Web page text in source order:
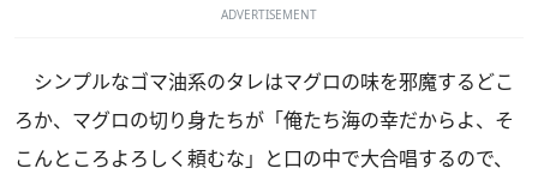
ADVERTISEMENT
シンプルなゴマ油系のタレはマグロの味を邪魔するどこ
ろか、マグロの切り身たちが「俺たち海の幸だからよ、そ
こんところよろしく頼むな」と口の中で大合唱するので、